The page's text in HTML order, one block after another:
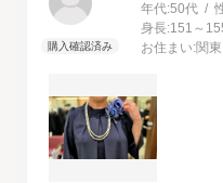
年代:50代
身長:151～
お住まい:関東